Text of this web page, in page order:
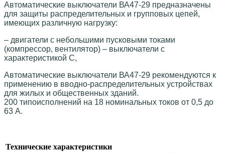
Автоматические выключатели ВА47-29 предназначены
для защиты распределительных и групповых цепей,
имеющих различную нагрузку:
– двигатели с небольшими пусковыми токами
(компрессор, вентилятор) – выключатели с
характеристикой C,
Автоматические выключатели ВА47-29 рекомендуются к
применению в вводно-распределительных устройствах
для жилых и общественных зданий.
200 типоисполнений на 18 номинальных токов от 0,5 до
63 А.
Технические характеристики